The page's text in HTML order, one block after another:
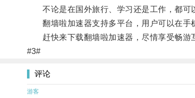
不论是在国外旅行、学习还是工作，都可
翻墙啦加速器支持多平台，用户可以在手
赶快来下载翻墙啦加速器，尽情享受畅游
#3#
评论
游客